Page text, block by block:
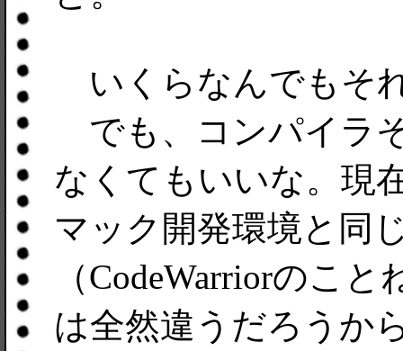
いくらなんでもそ
でも、コンパイラ
なくてもいいな。現
マック開発環境と同
（CodeWarriorのこ
は全然違うだろうか